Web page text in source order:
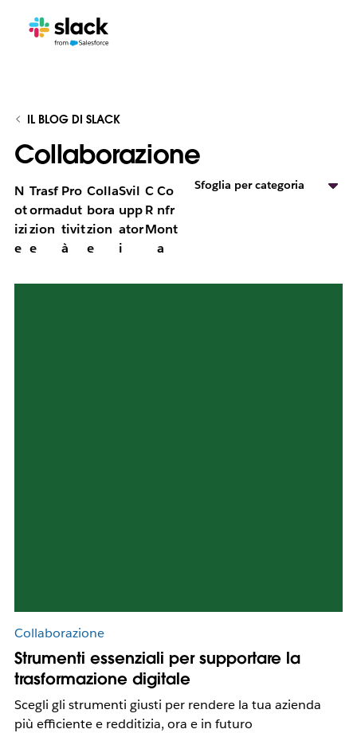
IL BLOG DI SLACK
Collaborazione
N
ot
izi
e
Trasf
orma
zion
e
Pro
dut
tivit
à
Colla
bora
zion
e
Svil
upp
ator
i
C
R
M
Co
nfr
ont
a
Sfoglia per categoria
Collaborazione
Strumenti essenziali per supportare la
trasformazione digitale
Scegli gli strumenti giusti per rendere la tua azienda
più efficiente e redditizia, ora e in futuro